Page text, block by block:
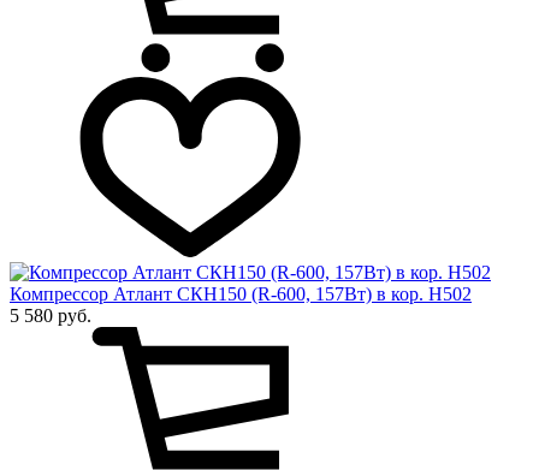
Компрессор Атлант СКН150 (R-600, 157Вт) в кор. Н502
5 580 руб.